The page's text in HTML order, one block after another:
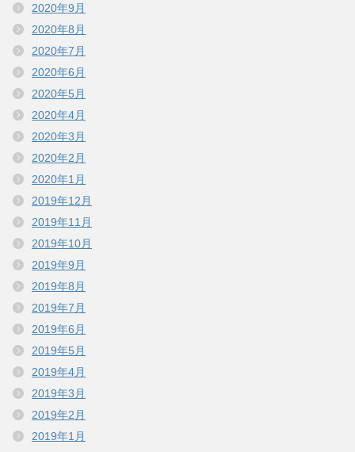
2020年9月
2020年8月
2020年7月
2020年6月
2020年5月
2020年4月
2020年3月
2020年2月
2020年1月
2019年12月
2019年11月
2019年10月
2019年9月
2019年8月
2019年7月
2019年6月
2019年5月
2019年4月
2019年3月
2019年2月
2019年1月